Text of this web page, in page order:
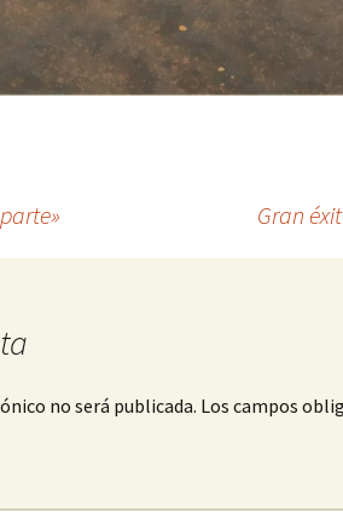
Gran
no será publicada. Los campos